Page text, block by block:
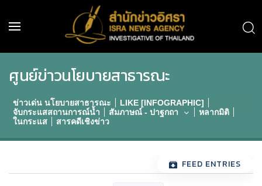
ศูนย์ข่าวนโยบายสาธารณะ
ข่าวเด่น นโยบายสาธารณะ
LIKE [INFOGRAPHIC]
จับกระแสสถานการณ์น้ำ
สัมภาษณ์ - ปาฐกถา
หลากมิติ
ในกระแส
สารคดีเชิงข่าว
FEED ENTRIES